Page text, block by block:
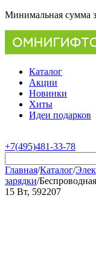
Минимальная сумма
Каталог
Акции
Новинки
Хиты
Идеи подарков
+7(495)481-33-78
Главная/Каталог/
зарядки/
15 Вт, 592207